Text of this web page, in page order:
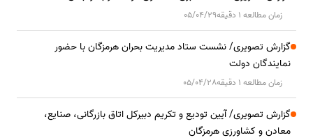
زمان مطالعه 1 دقیقه 05/04/29
گزارش تصویری/ نشست ستاد مدیریت بحران هرمزگان با حضور
نمایندگان دولت
زمان مطالعه 1 دقیقه 05/04/28
گزارش تصویری/ آیین تودیع و تکریم دبیرکل اتاق بازرگانی، صنایع،
معادن و کشاورزی هرمزگان